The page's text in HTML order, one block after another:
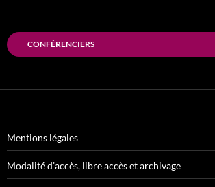
CONFÉRENCIERS
Mentions légales
Modalité d’accès, libre accès et archivage